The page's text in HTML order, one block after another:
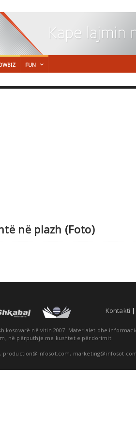
FUN
në plazh (Foto)
Kontakti
kosovarë në vitin 2007. Materialet dhe
në përputhje me kushtet e përdorimit.
, production@infosot.com,